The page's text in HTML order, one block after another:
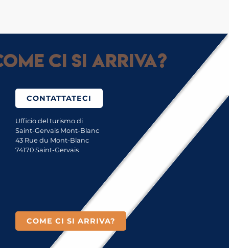
ci si arriva?
CONTATTATECI
Ufficio del turismo di
Saint-Gervais Mont-Blanc
43 Rue du Mont-Blanc
74170 Saint-Gervais
COME CI SI ARRIVA?